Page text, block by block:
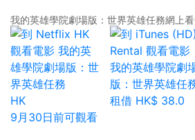
我的英雄學院劇場版：世界英雄任務網上
HK
9月30日前可觀看
租借 HK$ 38.0